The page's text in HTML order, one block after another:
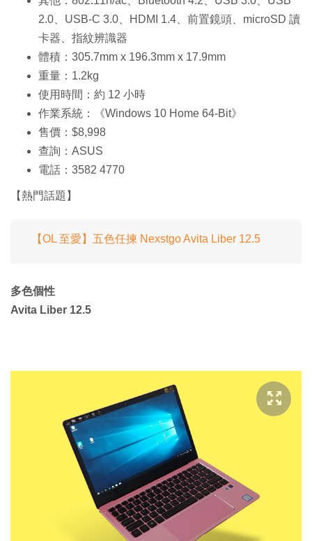
2.0、USB-C 3.0、HDMI 1.4、前置鏡頭、microSD 讀
卡器、指紋辨識器
體積：305.7mm x 196.3mm x 17.9mm
重量：1.2kg
使用時間：約 12 小時
作業系統：《Windows 10 Home 64-Bit》
售價：$8,998
查詢：ASUS
電話：3582 4770
【熱門話題】
【OL 至愛】五色任揀 Nexstgo Avita Liber 12.5
多色個性
Avita Liber 12.5